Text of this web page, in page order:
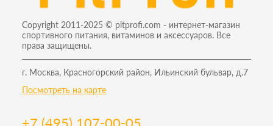
Copyright 2011-2025 © pitprofi.com - интернет-магазин
спортивного питания, витаминов и аксессуаров. Все
права защищены.
г. Москва, Красногорский район, Ильинский бульвар, д.7
Посмотреть на карте